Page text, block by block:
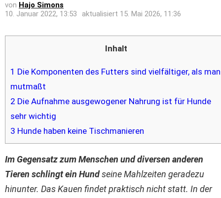
von Hajo Simons
10. Januar 2022, 13:53
aktualisiert 15. Mai 2026, 11:36
Inhalt
1 Die Komponenten des Futters sind vielfältiger, als man
mutmaßt
2 Die Aufnahme ausgewogener Nahrung ist für Hunde
sehr wichtig
3 Hunde haben keine Tischmanieren
Im Gegensatz zum Menschen und diversen anderen
Tieren schlingt ein Hundseine Mahlzeiten geradezu
hinunter. Das Kauen findet praktisch nicht statt. In der